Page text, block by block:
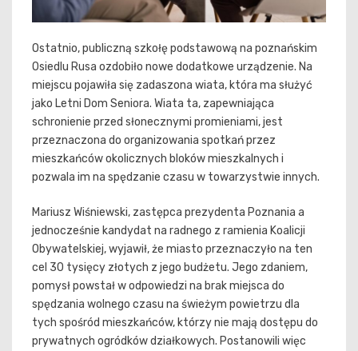
Ostatnio, publiczną szkołę podstawową na poznańskim
Osiedlu Rusa ozdobiło nowe dodatkowe urządzenie. Na
miejscu pojawiła się zadaszona wiata, która ma służyć
jako Letni Dom Seniora. Wiata ta, zapewniająca
schronienie przed słonecznymi promieniami, jest
przeznaczona do organizowania spotkań przez
mieszkańców okolicznych bloków mieszkalnych i
pozwala im na spędzanie czasu w towarzystwie innych.
Mariusz Wiśniewski, zastępca prezydenta Poznania a
jednocześnie kandydat na radnego z ramienia Koalicji
Obywatelskiej, wyjawił, że miasto przeznaczyło na ten
cel 30 tysięcy złotych z jego budżetu. Jego zdaniem,
pomysł powstał w odpowiedzi na brak miejsca do
spędzania wolnego czasu na świeżym powietrzu dla
tych spośród mieszkańców, którzy nie mają dostępu do
prywatnych ogródków działkowych. Postanowili więc